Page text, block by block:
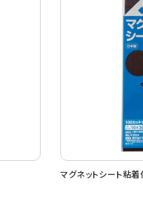
マグネットシート粘着